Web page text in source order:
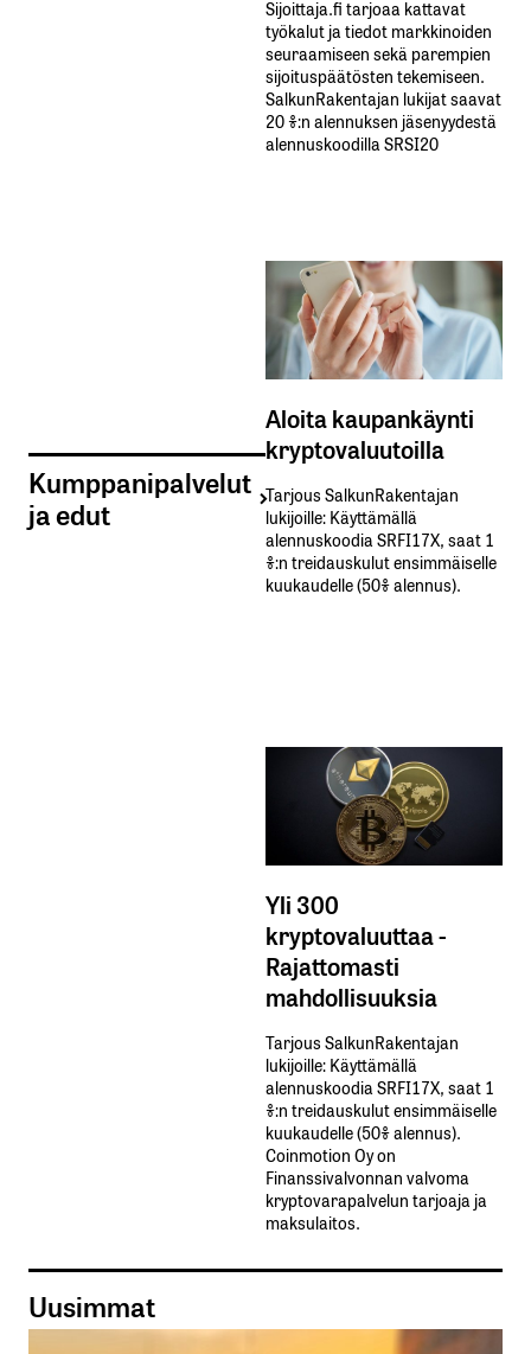
Kumppanipalvelut
ja edut
Sijoittaja.fi tarjoaa kattavat
työkalut ja tiedot markkinoiden
seuraamiseen sekä parempien
sijoituspäätösten tekemiseen.
SalkunRakentajan lukijat saavat
20 %:n alennuksen jäsenyydestä
alennuskoodilla SRSI20
Aloita kaupankäynti
kryptovaluutoilla
Tarjous SalkunRakentajan
lukijoille: Käyttämällä​ ​
alennuskoodia​ ​SRFI17X,​ ​saat​ ​1
%:n treidauskulut​ ​ensimmäiselle​ ​
kuukaudelle​ ​(50%​ ​alennus).
Yli 300
kryptovaluuttaa -
Rajattomasti
mahdollisuuksia
Tarjous SalkunRakentajan
lukijoille: Käyttämällä​ ​
alennuskoodia​ ​SRFI17X,​ ​saat​ ​1
%:n treidauskulut​ ​ensimmäiselle​ ​
kuukaudelle​ ​(50%​ ​alennus).
Coinmotion Oy on
Finanssivalvonnan valvoma
kryptovarapalvelun tarjoaja ja
maksulaitos.
Uusimmat